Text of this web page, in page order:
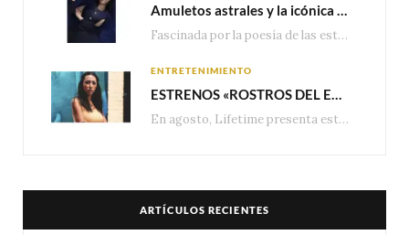
Amuletos astrales y la icónica colección Zodiaque de Van Cleef & Arpels
Fascinada por la poesía de las estrellas, la Maison Van Cleef & Arpels celebra la llegada de las…
ENTRETENIMIENTO
ESTRENOS «ROSTROS DEL ENGAÑO», ESPECIAL DE LIFETIME MOVIES DONDE NADA NI NADIE ES LO QUE PARECE
En agosto, Lifetime presenta estrenos exclusivos con historias donde las apariencias esconden los secretos más…
ARTÍCULOS RECIENTES